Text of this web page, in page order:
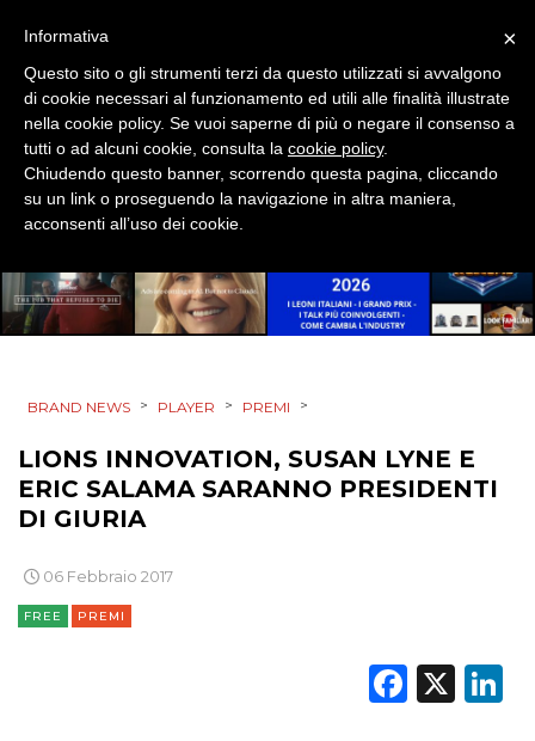
CINEMA
DIGITALE
EDITORIA
ESTERNA
RADIO / AUDIO
DATI
RICERCHE
BRAND NEWS > PLAYER > PREMI >
LIONS INNOVATION, SUSAN LYNE E
ERIC SALAMA SARANNO PRESIDENTI
DI GIURIA
06 Febbraio 2017
FREE PREMI
X
×
Informativa
Questo sito o gli strumenti terzi da questo utilizzati si avvalgono
di cookie necessari al funzionamento ed utili alle finalità illustrate
nella cookie policy. Se vuoi saperne di più o negare il consenso a
tutti o ad alcuni cookie, consulta la cookie policy.
Chiudendo questo banner, scorrendo questa pagina, cliccando
su un link o proseguendo la navigazione in altra maniera,
acconsenti all’uso dei cookie.